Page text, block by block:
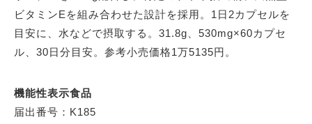
ビタミンEを組み合わせた設計を採用。1日2カプセルを
目安に、水などで摂取する。31.8g、530mg×60カプセ
ル、30日分目安。参考小売価格1万5135円。
機能性表示食品
届出番号：K185